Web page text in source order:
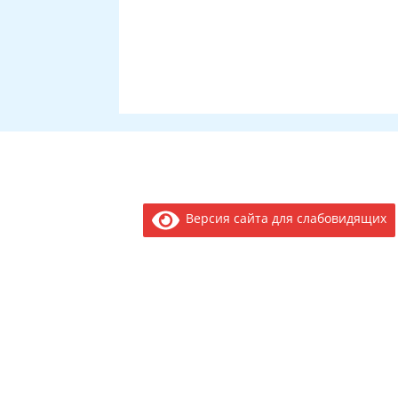
Версия сайта для слабовидящих